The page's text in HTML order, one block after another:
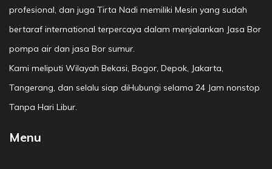
profesional, dan juga Tirta Nadi memiliki Mesin yang sudah
bertaraf international terpercaya dalam menjalankan Jasa Bor
pompa air dan jasa Bor sumur.
Kami meliputi Wilayah Bekasi, Bogor, Depok, Jakarta,
Tangerang, dan selalu siap diHubungi selama 24 Jam nonstop
Tanpa Hari Libur.
Menu